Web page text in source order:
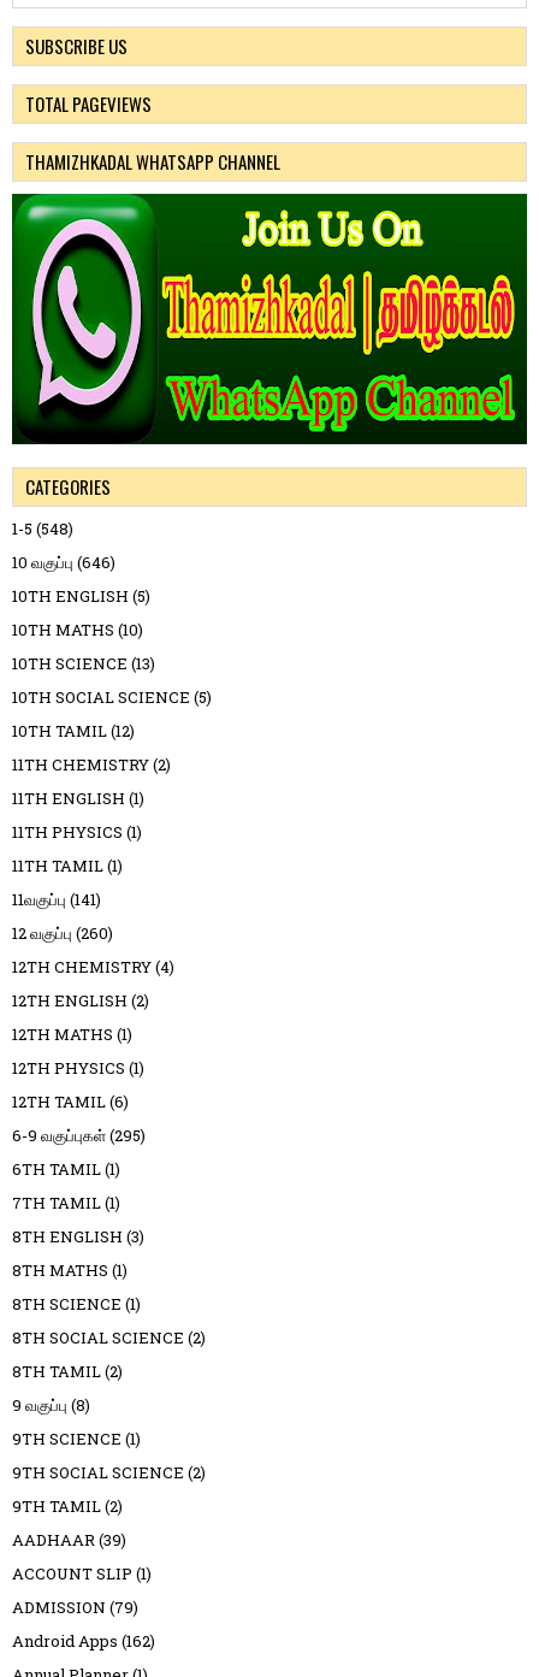
SUBSCRIBE US
TOTAL PAGEVIEWS
THAMIZHKADAL WHATSAPP CHANNEL
CATEGORIES
1-5 (548)
10 வகுப்பு (646)
10TH ENGLISH (5)
10TH MATHS (10)
10TH SCIENCE (13)
10TH SOCIAL SCIENCE (5)
10TH TAMIL(12)
11TH CHEMISTRY(2)
11TH ENGLISH (1)
11TH PHYSICS (1)
11TH TAMIL(1)
11வகுப்பு (141)
12 வகுப்பு (260)
12TH CHEMISTRY(4)
12TH ENGLISH (2)
12TH MATHS (1)
12TH PHYSICS (1)
12TH TAMIL(6)
6-9 வகுப்புகள்(295)
6TH TAMIL(1)
7TH TAMIL(1)
8TH ENGLISH (3)
8TH MATHS (1)
8TH SCIENCE (1)
8TH SOCIAL SCIENCE (2)
8TH TAMIL(2)
9 வகுப்பு (8)
9TH SCIENCE (1)
9TH SOCIAL SCIENCE (2)
9TH TAMIL(2)
AADHAAR(39)
ACCOUNT SLIP (1)
ADMISSION (79)
Android Apps (162)